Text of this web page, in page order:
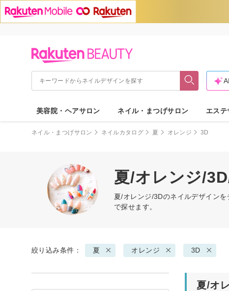
美容院・ヘアサロン ネイル・まつげサロン エステ
ネイル・まつげサロン ネイルカタログ 夏 オレンジ 3D
夏/オレンジ/
夏/オレンジ/3Dのネイルデザイン
で探せます。
絞り込み条件： 夏 オレンジ 3D
夏/オ